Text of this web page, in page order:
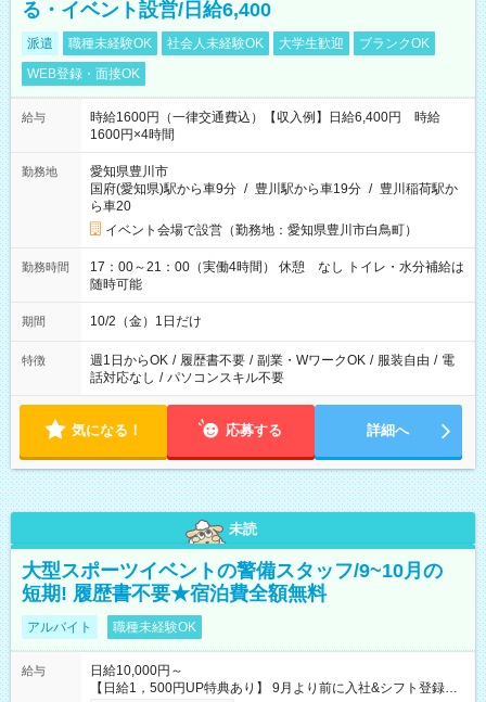
る・イベント設営/日給6,400
派遣 職種未経験OK 社会人未経験OK 大学生歓迎
ブランクOK
WEB登録・面接OK
給与
時給1600円（一律交通費込）【収入例】日給6,400円 時給
1600円×4時間
勤務地
愛知県豊川市
国府(愛知県)駅から車9分 / 豊川駅から車19分 / 豊川稲荷駅か
ら車20
イベント会場で設営（勤務地：愛知県豊川市白鳥町）
勤務時間
17：00～21：00（実働4時間） 休憩 なし トイレ・水分補給は
随時可能
期間 10/2（金）1日だけ
特徴 週1日からOK / 履歴書不要 / 副業・WワークOK / 服装自由 / 電
話対応なし / パソコンスキル不要
気になる！ 応募する 詳細へ
未読
大型スポーツイベントの警備スタッフ/9~10月の
短期! 履歴書不要★宿泊費全額無料
アルバイト 職種未経験OK
給与
日給10,000円～
【日給1，500円UP特典あり】 9月より前に入社&シフト登録す